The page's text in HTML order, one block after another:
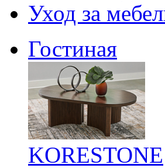
Уход за
Гостиная
KORESTONE